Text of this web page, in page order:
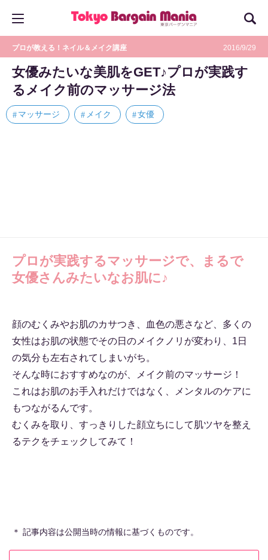
プロが教える！ネイル＆メイク講座 2016/9/29
女優みたいな美肌をGET♪プロが実践す
るメイク前のマッサージ法
マッサージ メイク 女優
プロが実践するマッサージで、まるで
女優さんみたいなお肌に♪
顔のむくみやお肌のカサつき、血色の悪さなど、多くの
女性はお肌の状態でその日のメイクノリが変わり、1日
の気分も左右されてしまいがち。
そんな時におすすめなのが、メイク前のマッサージ！
これはお肌のお手入れだけではなく、メンタルのケアに
もつながるんです。
むくみを取り、すっきりした顔立ちにして肌ツヤを整え
るテクをチェックしてみて！
＊ 記事内容は公開当時の情報に基づくものです。